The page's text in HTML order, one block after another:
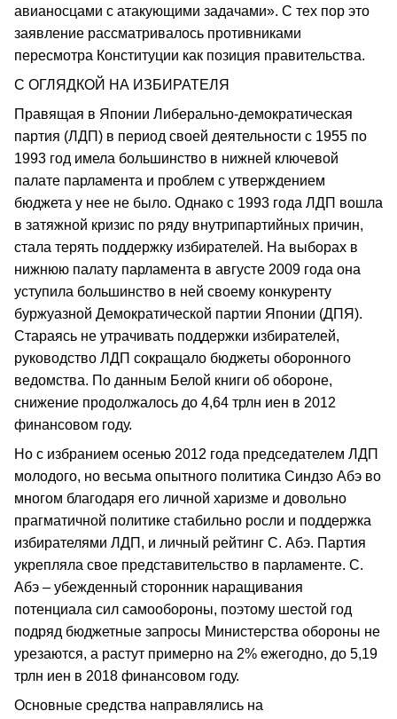
авианосцами с атакующими задачами». С тех пор это
заявление рассматривалось противниками
пересмотра Конституции как позиция правительства.
С ОГЛЯДКОЙ НА ИЗБИРАТЕЛЯ
Правящая в Японии Либерально-демократическая
партия (ЛДП) в период своей деятельности с 1955 по
1993 год имела большинство в нижней ключевой
палате парламента и проблем с утверждением
бюджета у нее не было. Однако с 1993 года ЛДП вошла
в затяжной кризис по ряду внутрипартийных причин,
стала терять поддержку избирателей. На выборах в
нижнюю палату парламента в августе 2009 года она
уступила большинство в ней своему конкуренту
буржуазной Демократической партии Японии (ДПЯ).
Стараясь не утрачивать поддержки избирателей,
руководство ЛДП сокращало бюджеты оборонного
ведомства. По данным Белой книги об обороне,
снижение продолжалось до 4,64 трлн иен в 2012
финансовом году.
Но с избранием осенью 2012 года председателем ЛДП
молодого, но весьма опытного политика Синдзо Абэ во
многом благодаря его личной харизме и довольно
прагматичной политике стабильно росли и поддержка
избирателями ЛДП, и личный рейтинг С. Абэ. Партия
укрепляла свое представительство в парламенте. С.
Абэ – убежденный сторонник наращивания
потенциала сил самообороны, поэтому шестой год
подряд бюджетные запросы Министерства обороны не
урезаются, а растут примерно на 2% ежегодно, до 5,19
трлн иен в 2018 финансовом году.
Основные средства направлялись на